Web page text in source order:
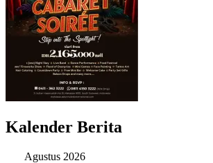
Kalender Berita
Agustus 2026